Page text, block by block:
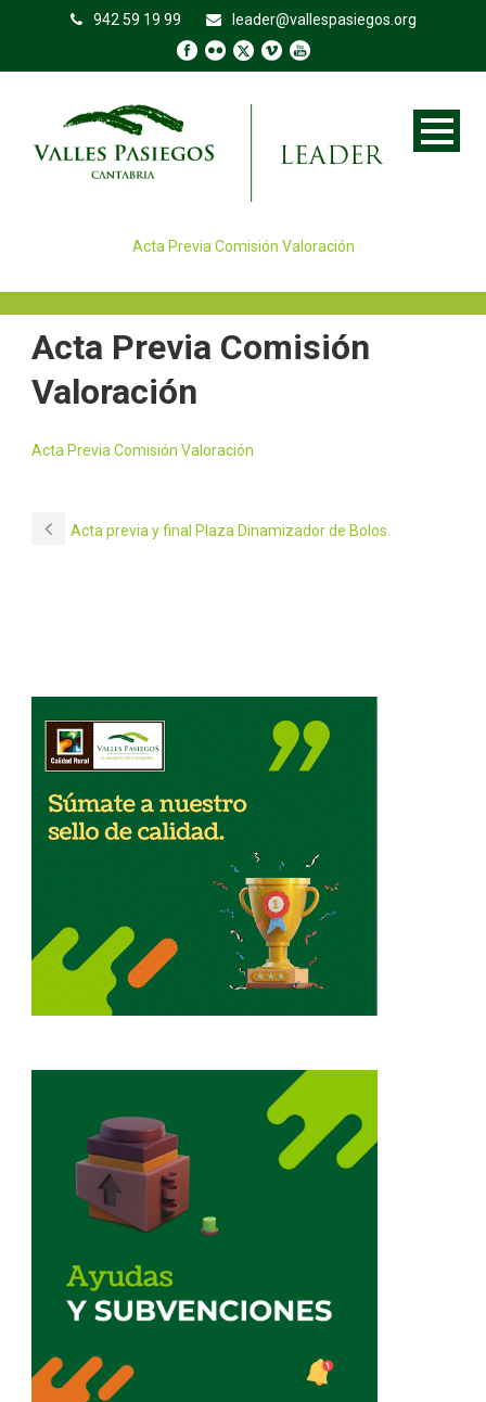
942 59 19 99 leader@vallespasiegos.org
Acta Previa Comisión Valoración
Acta Previa Comisión
Valoración
Acta Previa Comisión Valoración
Acta previa y final Plaza Dinamizador de Bolos.